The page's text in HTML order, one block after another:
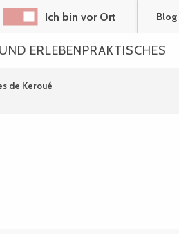
Ich bin vor Ort Blog
ERLEBENPRAKTISCHES
de Keroué